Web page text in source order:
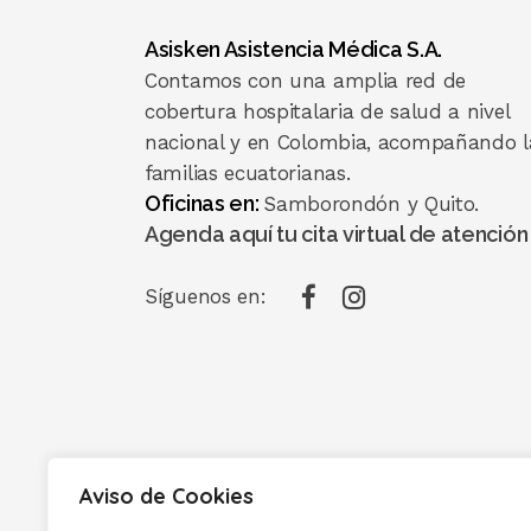
Aviso de Cookies
Asisken Asistencia Médica S.A.
Contamos con una amplia red de
cobertura hospitalaria de salud a nivel
nacional y en Colombia, acompañando
familias ecuatorianas.
Oficinas en: Samborondón y Quito.
Agenda aquí tu cita virtual de atención
Síguenos en: